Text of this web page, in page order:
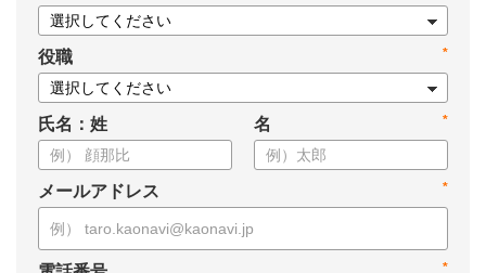
*
役職
氏名：姓 *
名
*
メールアドレス
*